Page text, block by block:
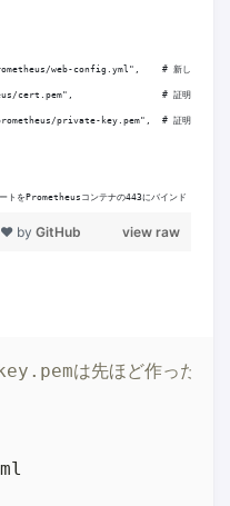
web-config.yml",    # 新しい設定フ
cert.pem",                # 証明書
private-key.pem",  # 証明書に紐づ
をPrometheusコンテナの443にバインド
view raw
❤ by GitHub
は先ほど作ったオレ